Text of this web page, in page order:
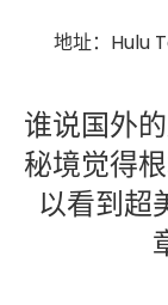
地址：Hulu
谁说国外
秘境觉得
以看到超